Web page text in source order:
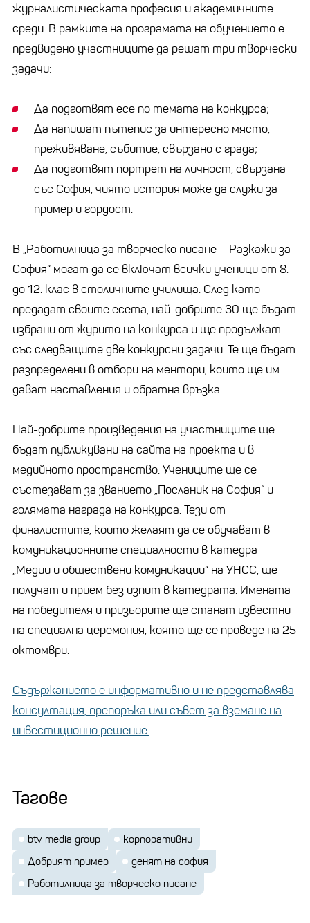
журналистическата професия и академичните
среди. В рамките на програмата на обучението е
предвидено участниците да решат три творчески
задачи:
Да подготвят есе по темата на конкурса;
Да напишат пътепис за интересно място,
преживяване, събитие, свързано с града;
Да подготвят портрет на личност, свързана
със София, чиято история може да служи за
пример и гордост.
В „Работилница за творческо писане – Разкажи за
София“ могат да се включат всички ученици от 8.
до 12. клас в столичните училища. След като
предадат своите есета, най-добрите 30 ще бъдат
избрани от журито на конкурса и ще продължат
със следващите две конкурсни задачи. Те ще бъдат
разпределени в отбори на ментори, които ще им
дават наставления и обратна връзка.
Най-добрите произведения на участниците ще
бъдат публикувани на сайта на проекта и в
медийното пространство. Учениците ще се
състезават за званието „Посланик на София“ и
голямата награда на конкурса. Тези от
финалистите, които желаят да се обучават в
комуникационните специалности в катедра
„Медии и обществени комуникации“ на УНСС, ще
получат и прием без изпит в катедрата. Имената
на победителя и призьорите ще станат известни
на специална церемония, която ще се проведе на 25
октомври.
Съдържанието е информативно и не представлява
консултация, препоръка или съвет за вземане на
инвестиционно решение.
Тагове
btv media group
корпоративни
Добрият пример
денят на софия
Работилница за творческо писане